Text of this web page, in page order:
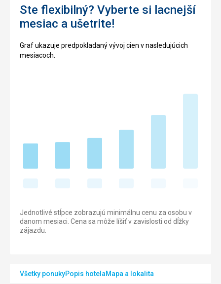
Ste flexibilný? Vyberte si lacnejší
mesiac a ušetrite!
Graf ukazuje predpokladaný vývoj cien v nasledujúcich
mesiacoch.
Jednotlivé stĺpce zobrazujú minimálnu cenu za osobu v
danom mesiaci. Cena sa môže líšiť v zavislosti od dĺžky
zájazdu.
Všetky ponukyPopis hotelaMapa a lokalita